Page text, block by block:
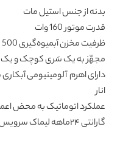
بدنه از جنس استیل مات
قدرت موتور 160 وات
ظرفیت مخزن آبمیوه‌گیری ‌500 میلی لیتر
مجهّز به یک سَری کوچک و یک
دارای اهرم آلومینیومی
انار
عملکرد اتوماتیک به محض
گارانتی ۲۴ماهه لیماک سرویس